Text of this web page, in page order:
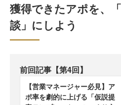
獲得できたアポを、
談」にしよう
前回記事【第4回】